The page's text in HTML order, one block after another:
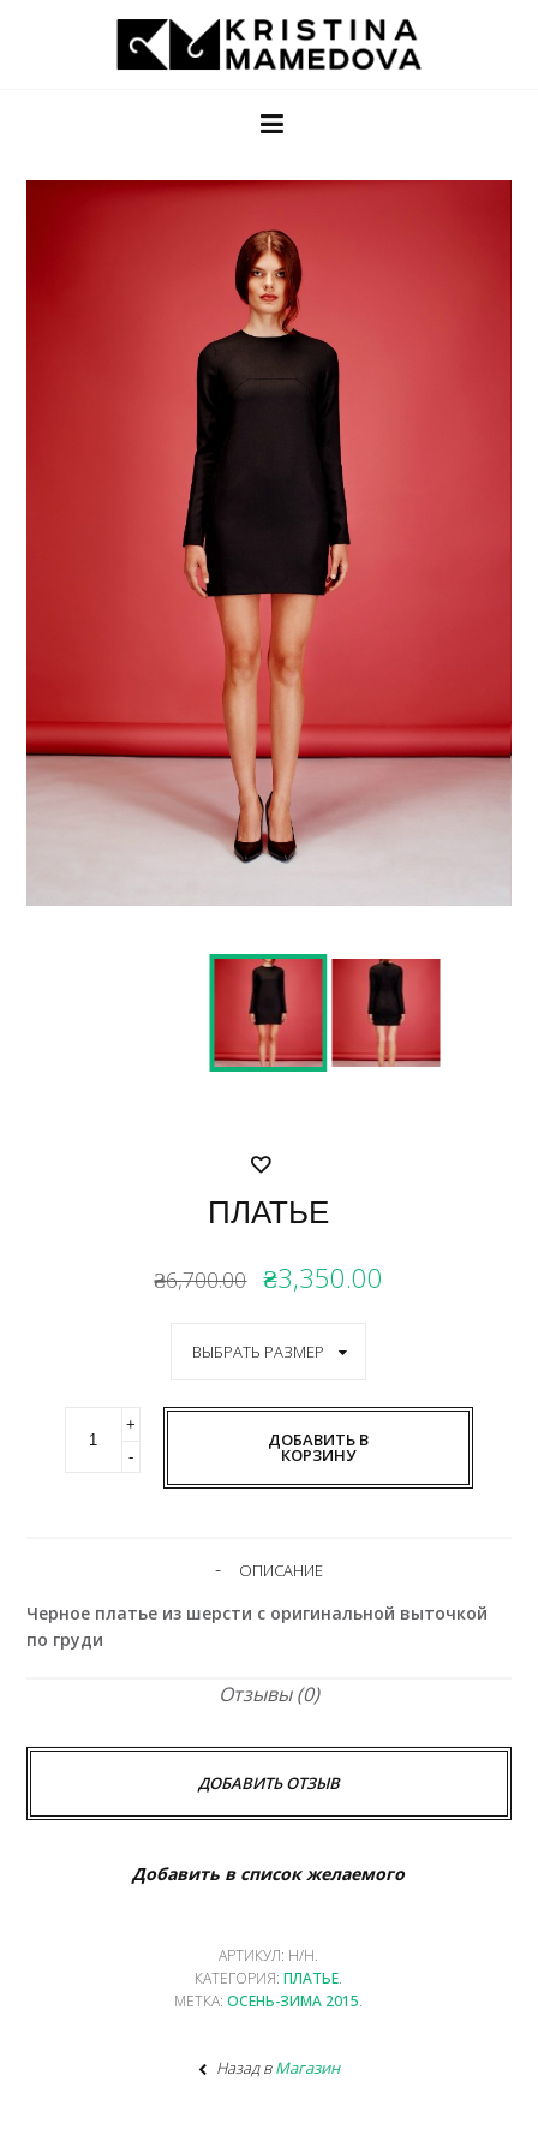
ПЛАТЬЕ
₴6,700.00 ₴3,350.00
ДОБАВИТЬ В
КОРЗИНУ
ОПИСАНИЕ
Черное платье из шерсти с оригинальной выточкой
по груди
Отзывы (0)
ДОБАВИТЬ ОТЗЫВ
Добавить в список желаемого
АРТИКУЛ: Н/Н.
КАТЕГОРИЯ:ПЛАТЬЕ.
МЕТКА:ОСЕНЬ-ЗИМА 2015.
Назад вМагазин